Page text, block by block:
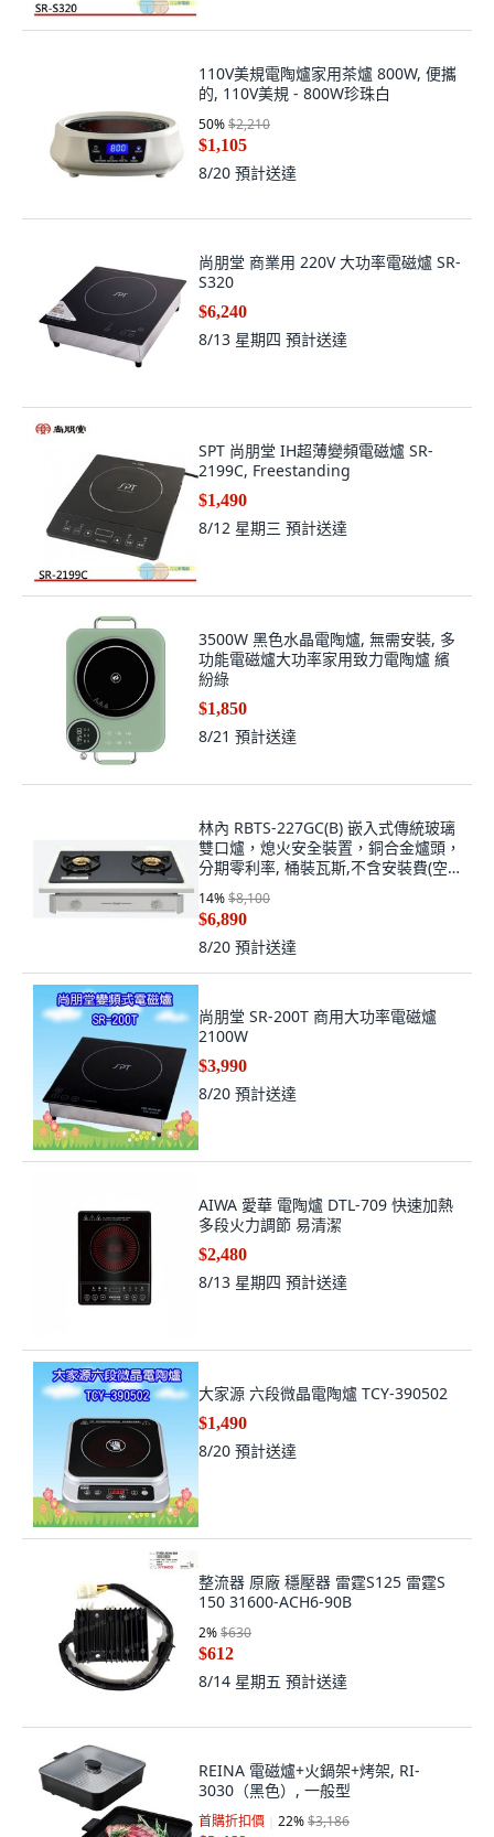
110V美規電陶爐家用茶爐 800W, 便攜
的, 110V美規 - 800W珍珠白
50%$2,210
$1,105
8/20 預計送達
尚朋堂 商業用 220V 大功率電磁爐 SR-
S320
$6,240
8/13 星期四 預計送達
SPT 尚朋堂 IH超薄變頻電磁爐 SR-
2199C, Freestanding
$1,490
8/12 星期三 預計送達
3500W 黑色水晶電陶爐, 無需安裝, 多
功能電磁爐大功率家用致力電陶爐 繽
紛綠
$1,850
8/21 預計送達
林內 RBTS-227GC(B) 嵌入式傳統玻璃
雙口爐，熄火安全裝置，銅合金爐頭，
分期零利率, 桶裝瓦斯,不含安裝費(空
機價格), 嵌入式
14%$8,100
$6,890
8/20 預計送達
尚朋堂 SR-200T 商用大功率電磁爐
2100W
$3,990
8/20 預計送達
AIWA 愛華 電陶爐 DTL-709 快速加熱
多段火力調節 易清潔
$2,480
8/13 星期四 預計送達
大家源 六段微晶電陶爐 TCY-390502
$1,490
8/20 預計送達
整流器 原廠 穩壓器 雷霆S125 雷霆S
150 31600-ACH6-90B
2%$630
$612
8/14 星期五 預計送達
REINA 電磁爐+火鍋架+烤架, RI-
3030（黑色）, 一般型
首購折扣價 22%$3,186